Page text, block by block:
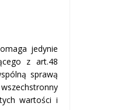
jedynie
z art.48
sprawą
wartości i